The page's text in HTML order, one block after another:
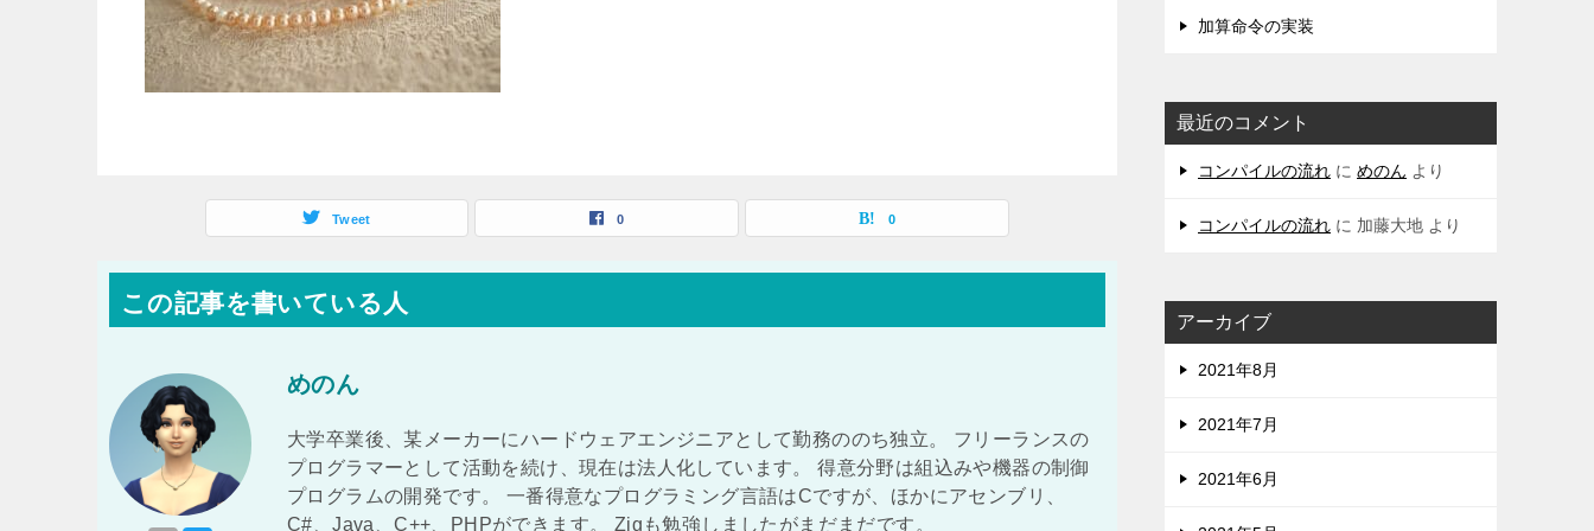
Tweet 0 0
この記事を書いている人
めのん
大学卒業後、某メーカーにハードウェアエンジニアとして勤務ののち独立。 フリーランスの
プログラマーとして活動を続け、現在は法人化しています。 得意分野は組込みや機器の制御
プログラムの開発です。 一番得意なプログラミング言語はCですが、ほかにアセンブリ、
C#、Java、C++、PHPができます。 Zigも勉強しましたがまだまだです。
加算命令の実装
最近のコメント
コンパイルの流れ に めのん より
コンパイルの流れ に 加藤大地 より
アーカイブ
2021年8月
2021年7月
2021年6月